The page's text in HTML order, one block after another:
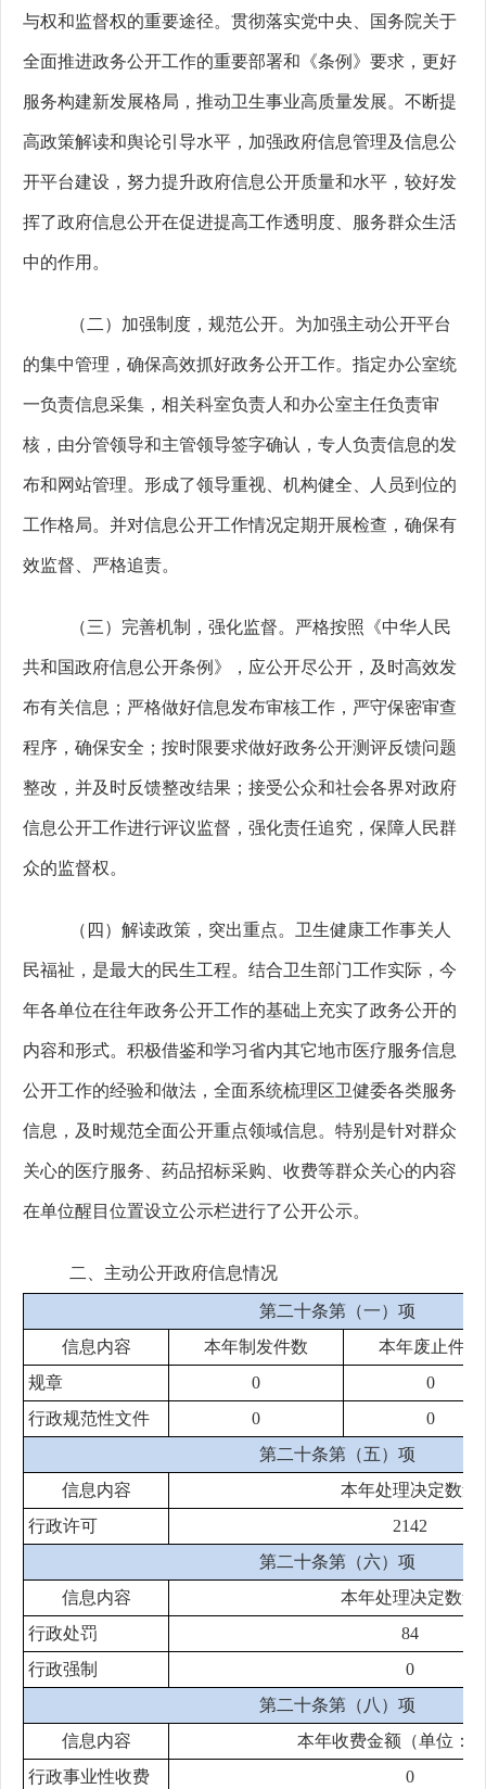
与权和监督权的重要途径。 贯彻落实党中央、国务院关于
全面推进政务公开工作的重要部署和《条例》要求，更好
服务构建新发展格局，推动卫生事业高质量发展。 不断提
高政策解读和舆论引导水平，加强政府信息管理及信息公
开平台建设，努力提升政府信息公开质量和水平，较好发
挥了政府信息公开在促进提高工作透明度、服务群众生活
中的作用。
（二） 加强制度， 规范公开。 为加强主动公开平台
的集中管理， 确保高效抓好政务公开工作。指定办公室统
一负责信息采集，相关科室负责人和办公室主任负责审
核，由分管领导和主管领导签字确认，专人负责信息的发
布和网站管理。 形成了领导重视、机构健全、人员到位的
工作格局。并对信息公开工作情况定期开展检查，确保有
效监督、严格追责。
（三）完善机制，强化监督。 严格按照《中华人民
共和国政府信息公开条例》，应公开尽公开，及时高效发
布有关信息 ； 严格做好信息发布审核工作，严守保密审查
程序，确保安全 ； 按时限要求做好政务公开测评反馈问题
整改，并及时反馈整改结果 ； 接受公众和社会各界对政府
信息公开工作进行评议监督，强化责任追究，保障人民群
众的监督权。
（四） 解读政策，突出重点。 卫生健康工作事关人
民福祉 ， 是最大的民生工程。 结合卫生部门工作实际，今
年各单位在往年政务公开工作的基础上充实了政务公开的
内容和形式。 积极借鉴和学习省内其它地市医疗服务信息
公开工作的经验和做法，全面系统梳理区卫健委各类服务
信息，及时规范全面公开重点领域信息。 特别是针对群众
关心的医疗服务、药品招标采购、收费等群众关心的内容
在单位醒目位置设立公示栏进行了公开公示。
二、主动公开政府信息情况
第二十条第（一）项
信息内容
本年制发件数
本年废止件数
规章
0
0
行政规范性文件
0
0
第二十条第（五）项
信息内容
本年处理决定数量
行政许可
2142
第二十条第（六）项
信息内容
本年处理决定数量
行政处罚
84
行政强制
0
第二十条第（八）项
信息内容
本年收费金额（单位：
行政事业性收费
0